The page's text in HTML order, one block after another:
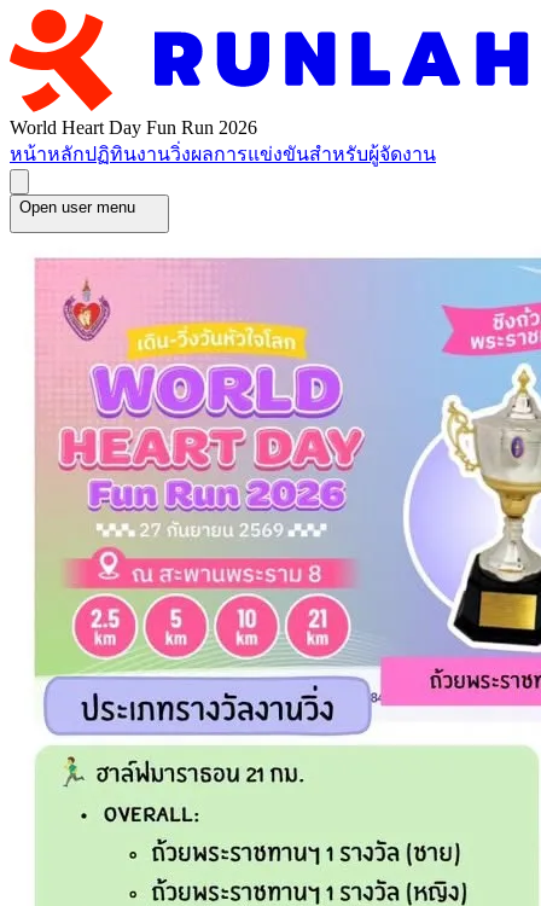
World Heart Day Fun Run 2026
หน้าหลักปฏิทินงานวิ่งผลการแข่งขันสำหรับผู้จัดงาน
Open user menu